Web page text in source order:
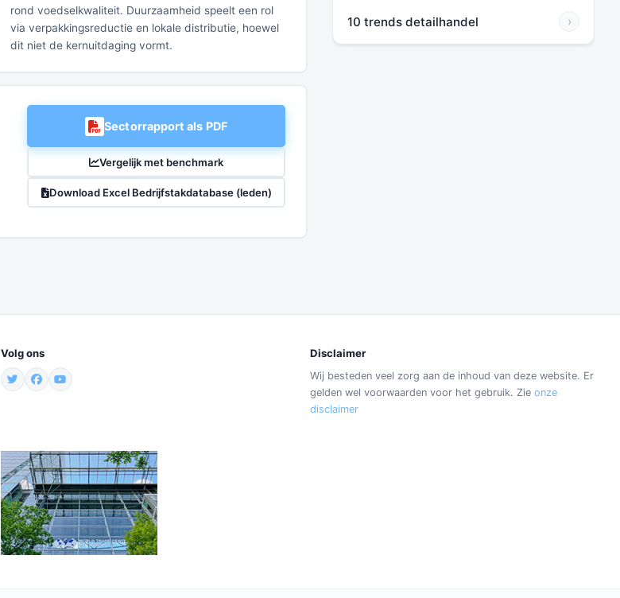
rond voedselkwaliteit. Duurzaamheid speelt een rol
via verpakkingsreductie en lokale distributie, hoewel
dit niet de kernuitdaging vormt.
Sectorrapport als PDF
Vergelijk met benchmark
Download Excel Bedrijfstakdatabase (leden)
10 trends detailhandel ›
Volg ons Disclaimer
Wij besteden veel zorg aan de inhoud van deze website. Er
gelden wel voorwaarden voor het gebruik. Zieonze
disclaimer